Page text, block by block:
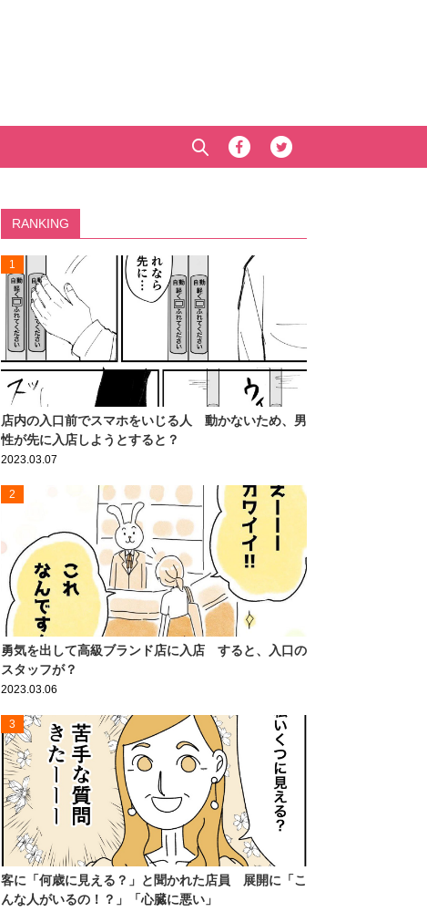
RANKING
1
店内の入口前でスマホをいじる人 動かないため、男
性が先に入店しようとすると？
2023.03.07
2
勇気を出して高級ブランド店に入店 すると、入口の
スタッフが？
2023.03.06
3
客に「何歳に見える？」と聞かれた店員 展開に「こ
んな人がいるの！？」「心臓に悪い」